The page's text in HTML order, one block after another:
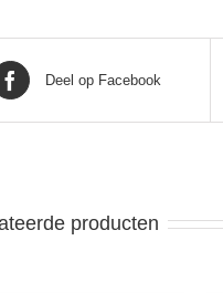
Deel op Facebook
producten